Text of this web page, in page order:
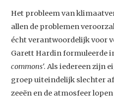
Het probleem van
allen de problemen
écht verantwoordelijk voor
Garett Hardin formuleerde
commons'. Als iedereen zijn
groep uiteindelijk slechter
zeeën en de atmosfeer